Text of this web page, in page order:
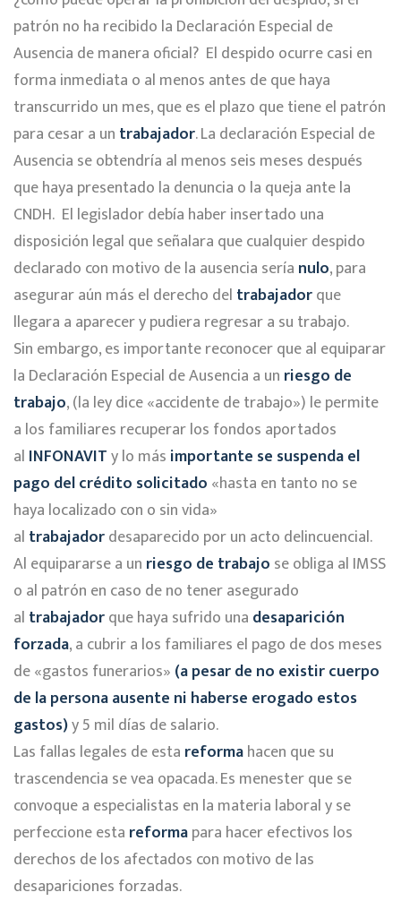
patrón no ha recibido la Declaración Especial de
Ausencia de manera oficial? El despido ocurre casi en
forma inmediata o al menos antes de que haya
transcurrido un mes, que es el plazo que tiene el patrón
para cesar a un trabajador. La declaración Especial de
Ausencia se obtendría al menos seis meses después
que haya presentado la denuncia o la queja ante la
CNDH. El legislador debía haber insertado una
disposición legal que señalara que cualquier despido
declarado con motivo de la ausencia sería nulo, para
asegurar aún más el derecho del trabajadorque
llegara a aparecer y pudiera regresar a su trabajo.
Sin embargo, es importante reconocer que al equiparar
la Declaración Especial de Ausencia a un riesgo de
trabajo, (la ley dice «accidente de trabajo») le permite
a los familiares recuperar los fondos aportados
al INFONAVITy lo más importante se suspenda el
pago del crédito solicitado «hasta en tanto no se
haya localizado con o sin vida»
al trabajadordesaparecido por un acto delincuencial.
Al equipararse a un riesgo de trabajo se obliga al IMSS
o al patrón en caso de no tener asegurado
al trabajadorque haya sufrido una desaparición
forzada, a cubrir a los familiares el pago de dos meses
de «gastos funerarios» (a pesar de no existir cuerpo
de la persona ausente ni haberse erogado estos
gastos)y 5 mil días de salario.
Las fallas legales de esta reformahacen que su
trascendencia se vea opacada. Es menester que se
convoque a especialistas en la materia laboral y se
perfeccione esta reformapara hacer efectivos los
derechos de los afectados con motivo de las
desapariciones forzadas.